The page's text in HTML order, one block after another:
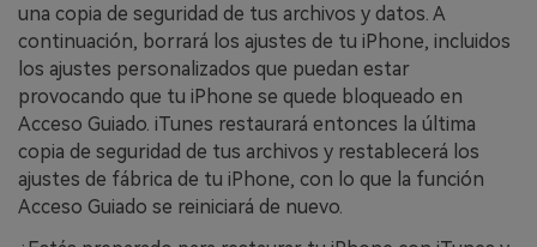
una copia de seguridad de tus archivos y datos. A
continuación, borrará los ajustes de tu iPhone, incluidos
los ajustes personalizados que puedan estar
provocando que tu iPhone se quede bloqueado en
Acceso Guiado. iTunes restaurará entonces la última
copia de seguridad de tus archivos y restablecerá los
ajustes de fábrica de tu iPhone, con lo que la función
Acceso Guiado se reiniciará de nuevo.